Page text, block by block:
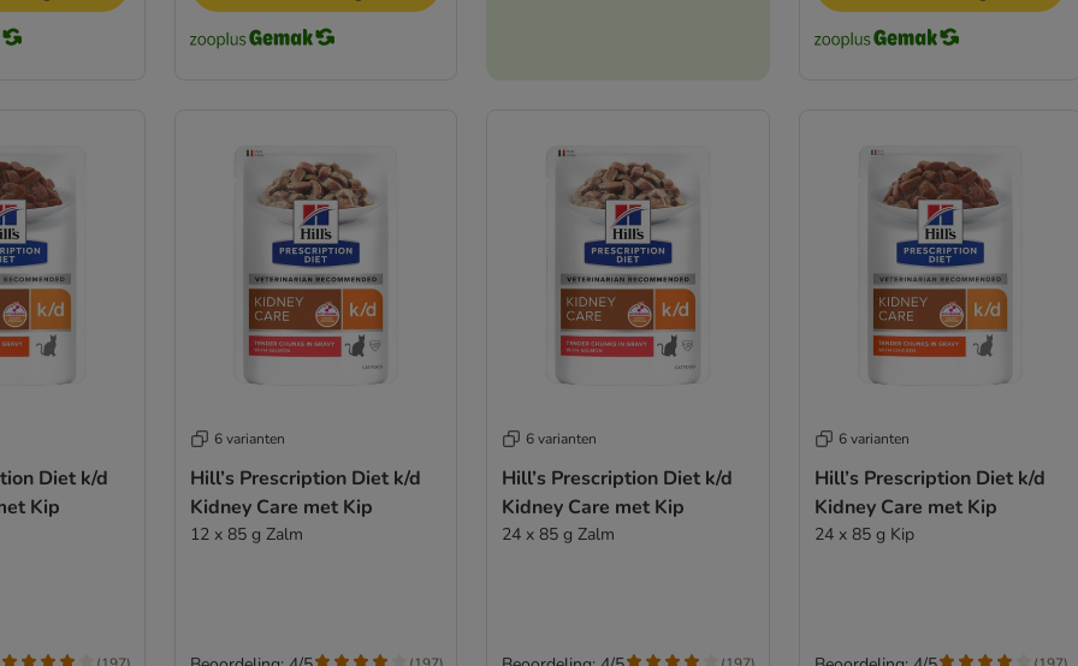
Diet k/d
Kip
6 varianten
Hill’s Prescription Diet k/d
Kidney Care met Kip
12 x 85 g Zalm
6 varianten
Hill’s Prescription Diet k/d
Kidney Care met Kip
24 x 85 g Zalm
6 varianten
Hill’s Prescription Diet k/d
Kidney Care met Kip
24 x 85 g Kip